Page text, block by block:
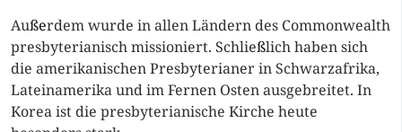
Außerdem wurde in allen Ländern des Commonwealth
presbyterianisch missioniert. Schließlich haben sich
die amerikanischen Presbyterianer in Schwarzafrika,
Lateinamerika und im Fernen Osten ausgebreitet. In
Korea ist die presbyterianische Kirche heute